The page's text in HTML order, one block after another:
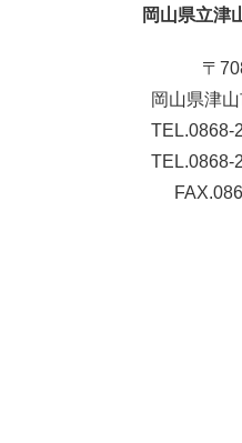
岡山県立津
〒
岡山県津
TEL.0868-
TEL.0868-